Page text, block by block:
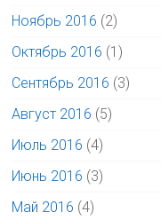
Ноябрь 2016 (2)
Октябрь 2016 (1)
Сентябрь 2016 (3)
Август 2016 (5)
Июль 2016 (4)
Июнь 2016 (3)
Май 2016 (4)